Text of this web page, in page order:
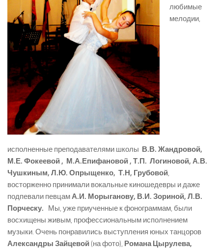
любимые
мелодии,
исполненные преподавателями школы В.В. Жандровой,
М.Е. Фокеевой , М.А.Епифановой , Т.П. Логиновой, А.В.
Чушкиным, Л.Ю. Опрыщенко, Т.Н, Грубовой
восторженно принимали вокальные киношедевры и даже
подпевали певцам А.И. Морыганову, В.И. Зориной, Л.В.
Порческу. Мы, уже приученные к фонограммам, были
восхищены живым, профессиональным исполнением
музыки. Очень понравились выступления юных танцоров
Александры Зайцевой(на фото), Романа Цырулева,